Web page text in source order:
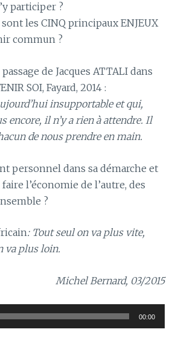
participer ?
les CINQ principaux ENJEUX
commun ?
de Jacques ATTALI dans
SOI, Fayard, 2014 :
insupportable et qui,
encore, il n’y a rien à attendre. Il
de nous prendre en main.
personnel dans sa démarche et
l’économie de l’autre, des
?
: Tout seul on va plus vite,
va plus loin.
Michel Bernard, 03/2015
00:00